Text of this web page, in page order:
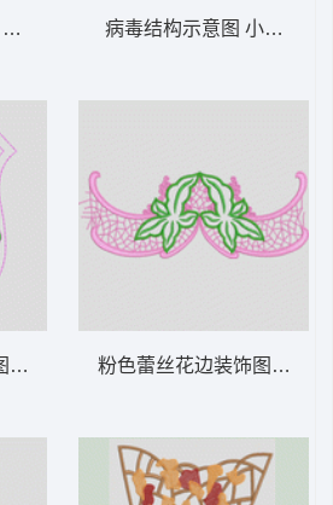
溶朵花
男字母
病毒结构示意图 小圆环
粉色蕾丝花边装饰图案 内